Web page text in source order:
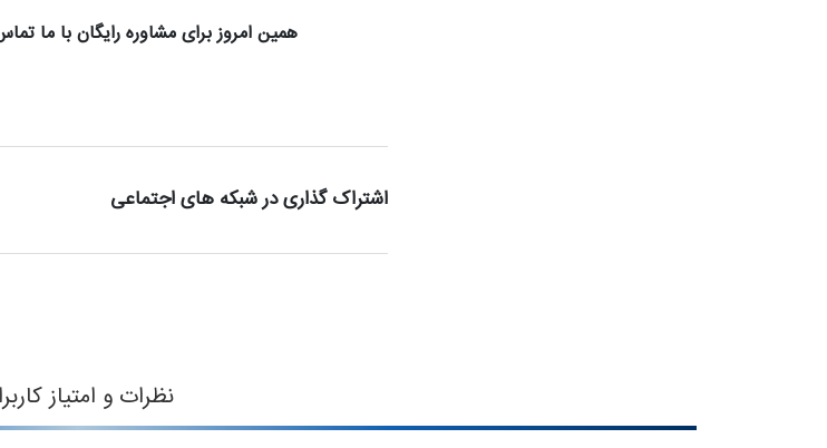
همین امروز برای مشاوره رایگان با ما
اشتراک گذاری در شبکه های اجتماعی
نظرات و امتیاز